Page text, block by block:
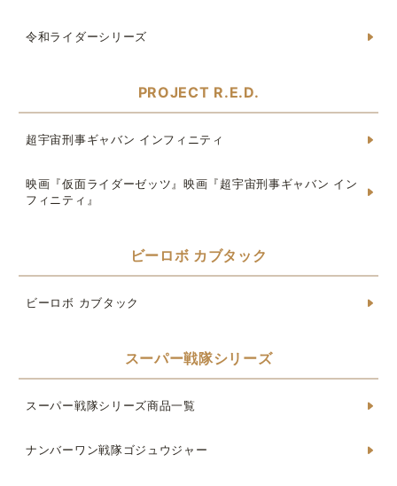
令和ライダーシリーズ
PROJECT R.E.D.
超宇宙刑事ギャバン インフィニティ
映画『仮面ライダーゼッツ』映画『超宇宙刑事ギャバン イン
フィニティ』
ビーロボ カブタック
ビーロボ カブタック
スーパー戦隊シリーズ
スーパー戦隊シリーズ商品一覧
ナンバーワン戦隊ゴジュウジャー